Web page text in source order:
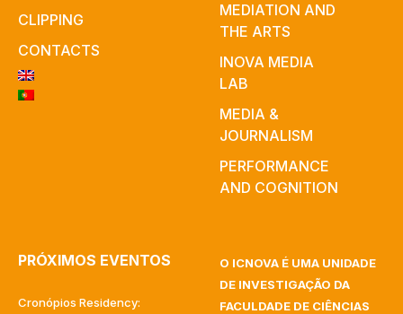
CLIPPING
CONTACTS
MEDIATION AND
THE ARTS
INOVA MEDIA
LAB
MEDIA &
JOURNALISM
PERFORMANCE
AND COGNITION
PRÓXIMOS EVENTOS
Cronópios Residency:
O ICNOVA É UMA UNIDADE
DE INVESTIGAÇÃO DA
FACULDADE DE CIÊNCIAS